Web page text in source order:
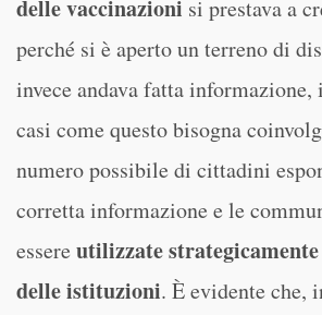
delle vaccinazioni si prestava a
perché si è aperto un terreno di
invece andava fatta
casi come questo bisogna
numero possibile di cittadini
corretta informazione e le
essere utilizzate
delle istituzioni. È evidente che,